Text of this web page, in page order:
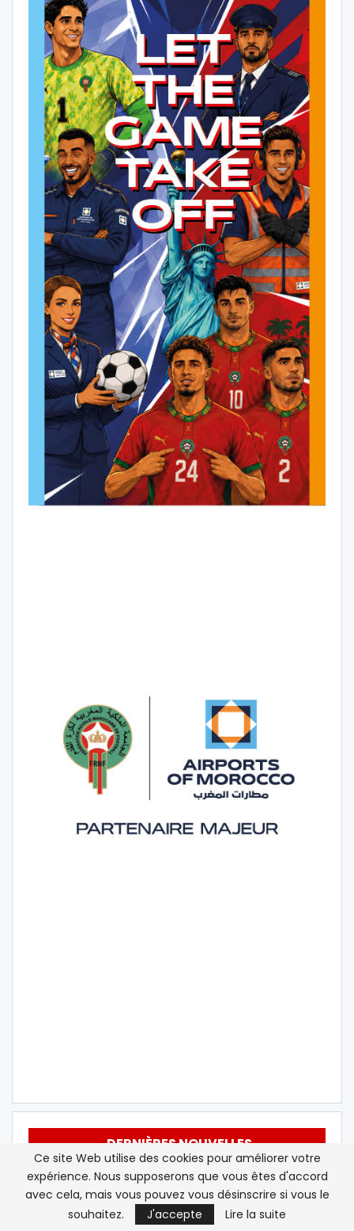
DERNIÈRES NOUVELLES
Sebta : « L’Espagne sera
contrainte d’adopter des
mesures …
Ce site Web utilise des cookies pour améliorer votre
expérience. Nous supposerons que vous êtes d'accord
avec cela, mais vous pouvez vous désinscrire si vous le
souhaitez.
J'accepte Lire la suite